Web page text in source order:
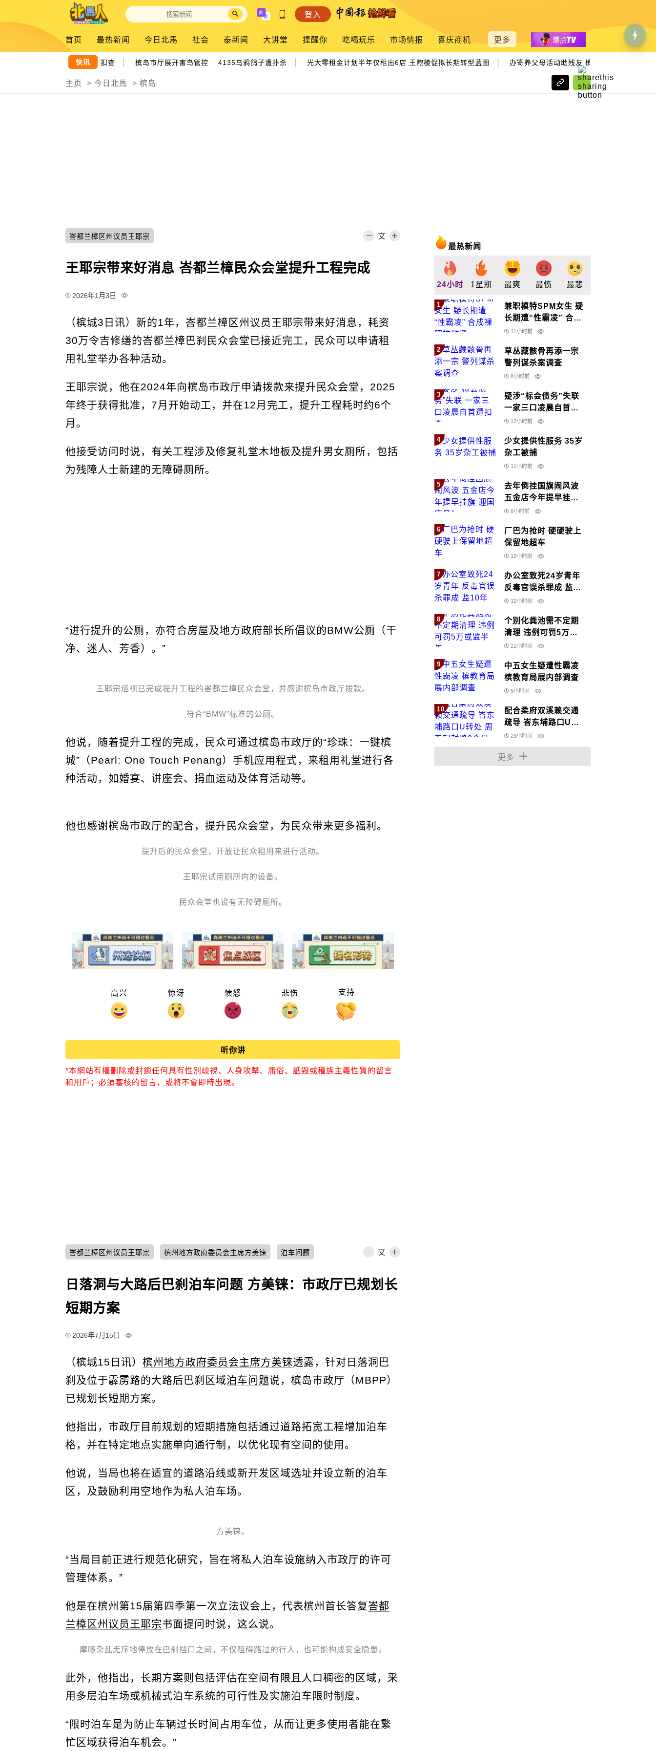
登入
首页 最热新闻 今日北馬 社会 泰新闻 大讲堂 提醒你 吃喝玩乐 市场情报 喜庆商机 更多
快讯
界捕鱼 2渔船遭槟海事机构扣查 | 槟岛市厅展开害鸟管控 4135乌鸦鸽子遭扑杀 | 光大零租金计划半年仅租出6店 王煦棱促拟长期转型蓝图 | 办寄养父母活动助残友 槟济世之家冀筹15万
主页 >今日北馬 >槟岛
峇都兰樟区州议员王耶宗
王耶宗带来好消息 峇都兰樟民众会堂提升工程完成
2026年1月3日
（槟城3日讯）新的1年，峇都兰樟区州议员王耶宗带来好消息，耗资
30万令吉修缮的峇都兰樟巴刹民众会堂已接近完工，民众可以申请租
用礼堂举办各种活动。
王耶宗说，他在2024年向槟岛市政厅申请拨款来提升民众会堂，2025
年终于获得批准，7月开始动工，并在12月完工，提升工程耗时约6个
月。
他接受访问时说，有关工程涉及修复礼堂木地板及提升男女厕所，包括
为残障人士新建的无障碍厕所。
“进行提升的公厕，亦符合房屋及地方政府部长所倡议的BMW公厕（干
净、迷人、芳香）。”
王耶宗巡视已完成提升工程的峇都兰樟民众会堂，并感谢槟岛市政厅拨款。
符合“BMW”标准的公厕。
他说，随着提升工程的完成，民众可通过槟岛市政厅的“珍珠：一键槟
城”（Pearl: One Touch Penang）手机应用程式，来租用礼堂进行各
种活动，如婚宴、讲座会、捐血运动及体育活动等。
他也感谢槟岛市政厅的配合，提升民众会堂，为民众带来更多福利。
提升后的民众会堂，开放让民众租用来进行活动。
王耶宗试用厕所内的设备。
民众会堂也设有无障碍厕所。
高兴 惊讶 愤怒 悲伤 支持
听你讲
*本網站有權刪除或封鎖任何具有性別歧視、人身攻擊、庸俗、詆毀或種族主義性質的留言
和用戶；必須審核的留言，或將不會即時出現。
峇都兰樟区州议员王耶宗 槟州地方政府委员会主席方美铼 泊车问题
日落洞与大路后巴刹泊车问题 方美铼：市政厅已规划长
短期方案
2026年7月15日
（槟城15日讯）槟州地方政府委员会主席方美铼透露，针对日落洞巴
刹及位于霹雳路的大路后巴刹区域泊车问题说，槟岛市政厅（MBPP）
已规划长短期方案。
他指出，市政厅目前规划的短期措施包括通过道路拓宽工程增加泊车
格，并在特定地点实施单向通行制，以优化现有空间的使用。
他说，当局也将在适宜的道路沿线或新开发区域选址并设立新的泊车
区，及鼓励利用空地作为私人泊车场。
方美铼。
“当局目前正进行规范化研究，旨在将私人泊车设施纳入市政厅的许可
管理体系。”
他是在槟州第15届第四季第一次立法议会上，代表槟州首长答复峇都
兰樟区州议员王耶宗书面提问时说，这么说。
摩哆杂乱无序地停放在巴刹档口之间，不仅阻碍路过的行人，也可能构成安全隐患。
此外，他指出，长期方案则包括评估在空间有限且人口稠密的区域，采
用多层泊车场或机械式泊车系统的可行性及实施泊车限时制度。
“限时泊车是为防止车辆过长时间占用车位，从而让更多使用者能在繁
忙区域获得泊车机会。”
最热新闻
24小时 1星期 最爽 最愤 最悲
1
兼职模特SPM女生 疑
长期遭“性霸凌” 合成
裸照被散播
11小时前
2
草丛藏骸骨再添一宗
警列谋杀案调查
8小时前
3
疑涉“标会债务”失联
一家三口凌晨自首遭
扣查
12小时前
4
少女提供性服务 35岁
杂工被捕
11小时前
5
去年倒挂国旗闹风波
五金店今年提早挂旗
迎国庆月！
8小时前
6
厂巴为抢时 硬硬驶上
保留地超车
12小时前
7
办公室致死24岁青年
反毒官误杀罪成 监10
年12小时前
8
个别化粪池需不定期
清理 违例可罚5万或
监半年
21小时前
9
中五女生疑遭性霸凌
槟教育局展内部调查
5小时前
10
配合柔府双溪赖交通
疏导 峇东埔路口U转
处 周五起封路3个月
23小时前
更多